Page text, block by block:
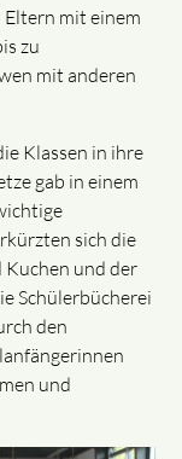
mit einem
zu
mit anderen
Klassen in ihre
gab in einem
sich die
und der
Schülerbücherei
den
und